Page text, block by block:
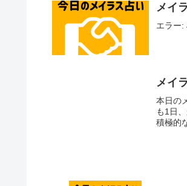
メイ
エラー:
メイ
本日の
も1日
積極的